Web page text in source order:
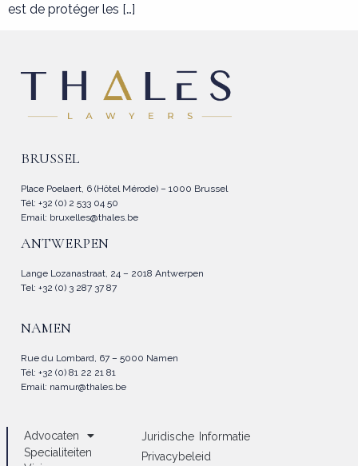
est de protéger les […]
BRUSSEL
Place Poelaert, 6 (Hôtel Mérode) – 1000 Brussel
Tél: +32 (0) 2 533 04 50
Email: bruxelles@thales.be
ANTWERPEN
Lange Lozanastraat, 24 – 2018 Antwerpen
Tel: +32 (0) 3 287 37 87
NAMEN
Rue du Lombard, 67 – 5000 Namen
Tél: +32 (0) 81 22 21 81
Email: namur@thales.be
Advocaten
Specialiteiten
Juridische Informatie
Privacybeleid